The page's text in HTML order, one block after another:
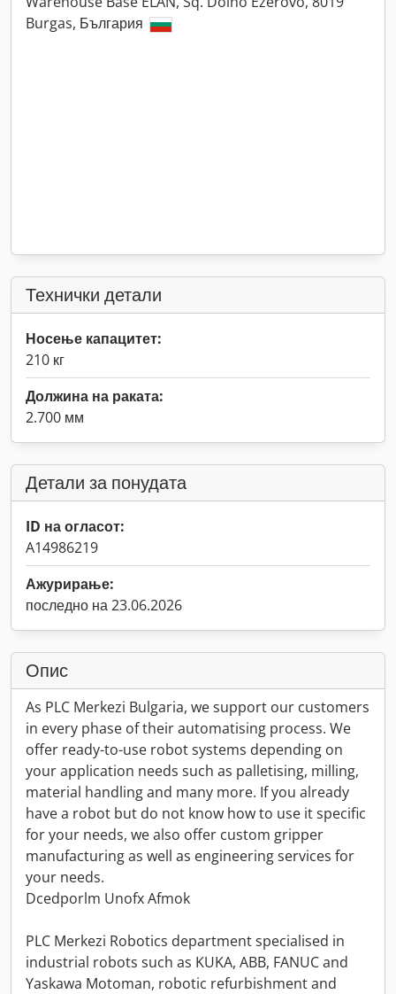
Burgas, България
Технички детали
Носење капацитет:
210 кг
Должина на раката:
2.700 мм
Детали за понудата
ID на огласот:
A14986219
Ажурирање:
последно на 23.06.2026
Опис
As PLC Merkezi Bulgaria, we support our customers
in every phase of their automatising process. We
offer ready-to-use robot systems depending on
your application needs such as palletising, milling,
material handling and many more. If you already
have a robot but do not know how to use it specific
for your needs, we also offer custom gripper
manufacturing as well as engineering services for
your needs.
Dcedporlm Unofx Afmok
PLC Merkezi Robotics department specialised in
industrial robots such as KUKA, ABB, FANUC and
Yaskawa Motoman, robotic refurbishment and